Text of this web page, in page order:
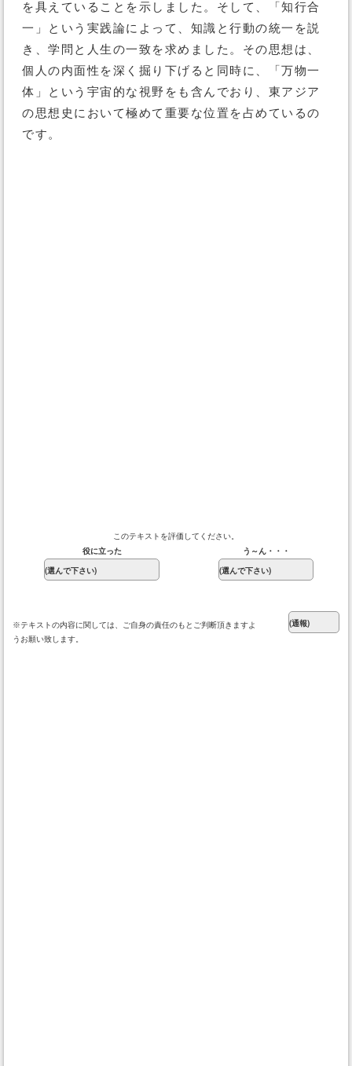
を具えていることを示しました。そして、「知行合
一」という実践論によって、知識と行動の統一を説
き、学問と人生の一致を求めました。その思想は、
個人の内面性を深く掘り下げると同時に、「万物一
体」という宇宙的な視野をも含んでおり、東アジア
の思想史において極めて重要な位置を占めているの
です。
このテキストを評価してください。
役に立った
う～ん・・・
※テキストの内容に関しては、ご自身の責任のもとご判断頂きますよ
うお願い致します。